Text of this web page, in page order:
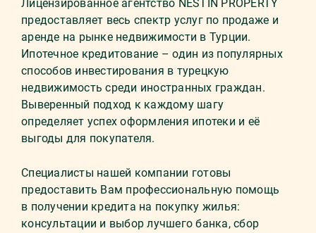
Лицензированное агентство NESTIN PROPERTY
предоставляет весь спектр услуг по продаже и
аренде на рынке недвижимости в Турции.
Ипотечное кредитование – один из популярных
способов инвестирования в турецкую
недвижимость среди иностранных граждан.
Выверенный подход к каждому шагу
определяет успех оформления ипотеки и её
выгоды для покупателя.
Специалисты нашей компании готовы
предоставить Вам профессиональную помощь
в получении кредита на покупку жилья:
консультации и выбор лучшего банка, сбор